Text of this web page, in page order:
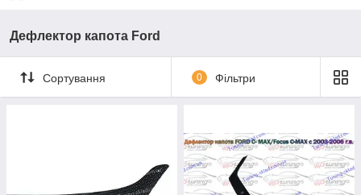
Дефлектор капота Ford
Сортування 0 Фільтри